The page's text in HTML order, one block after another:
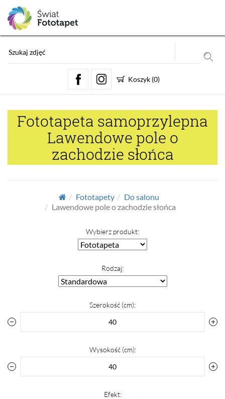
Koszyk (0)
Fototapeta samoprzylepna
Lawendowe pole o
zachodzie słońca
Fototapety
Do salonu
Lawendowe pole o zachodzie słońca
Wybierz produkt:
Rodzaj:
Szerokość (cm):
Wysokość (cm):
Efekt: